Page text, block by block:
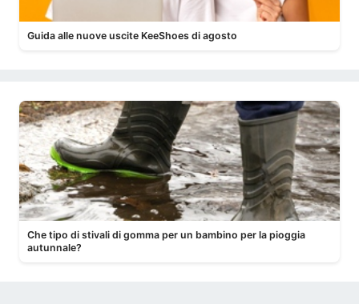
Guida alle nuove uscite KeeShoes di agosto
Che tipo di stivali di gomma per un bambino per la pioggia
autunnale?